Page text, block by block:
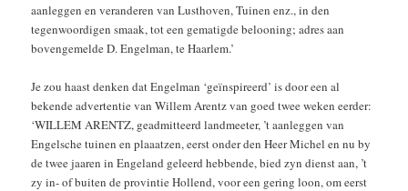
aanleggen en veranderen van Lusthoven, Tuinen enz., in den
tegenwoordigen smaak, tot een gematigde belooning; adres aan
bovengemelde D. Engelman, te Haarlem.’
Je zou haast denken dat Engelman ‘geïnspireerd’ is door een al
bekende advertentie van Willem Arentz van goed twee weken eerder:
‘WILLEM ARENTZ, geadmitteerd landmeeter, ’t aanleggen van
Engelsche tuinen en plaaatzen, eerst onder den Heer Michel en nu by
de twee jaaren in Engeland geleerd hebbende, bied zyn dienst aan, ’t
zy in- of buiten de provintie Hollend, voor een gering loon, om eerst